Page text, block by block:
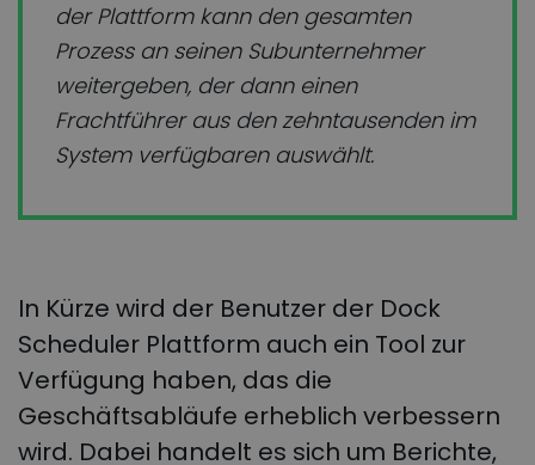
der Plattform kann den gesamten
Prozess an seinen Subunternehmer
weitergeben, der dann einen
Frachtführer aus den zehntausenden im
System verfügbaren auswählt.
In Kürze wird der Benutzer der Dock
Scheduler Plattform auch ein Tool zur
Verfügung haben, das die
Geschäftsabläufe erheblich verbessern
wird. Dabei handelt es sich um Berichte,